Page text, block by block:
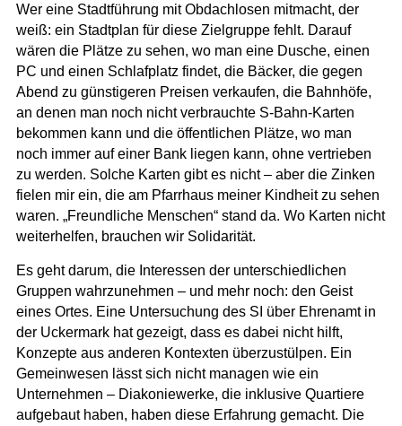
Wer eine Stadtführung mit Obdachlosen mitmacht, der
weiß: ein Stadtplan für diese Zielgruppe fehlt. Darauf
wären die Plätze zu sehen, wo man eine Dusche, einen
PC und einen Schlafplatz findet, die Bäcker, die gegen
Abend zu günstigeren Preisen verkaufen, die Bahnhöfe,
an denen man noch nicht verbrauchte S-Bahn-Karten
bekommen kann und die öffentlichen Plätze, wo man
noch immer auf einer Bank liegen kann, ohne vertrieben
zu werden. Solche Karten gibt es nicht – aber die Zinken
fielen mir ein, die am Pfarrhaus meiner Kindheit zu sehen
waren. „Freundliche Menschen“ stand da. Wo Karten nicht
weiterhelfen, brauchen wir Solidarität.
Es geht darum, die Interessen der unterschiedlichen
Gruppen wahrzunehmen – und mehr noch: den Geist
eines Ortes. Eine Untersuchung des SI über Ehrenamt in
der Uckermark hat gezeigt, dass es dabei nicht hilft,
Konzepte aus anderen Kontexten überzustülpen. Ein
Gemeinwesen lässt sich nicht managen wie ein
Unternehmen – Diakoniewerke, die inklusive Quartiere
aufgebaut haben, haben diese Erfahrung gemacht. Die